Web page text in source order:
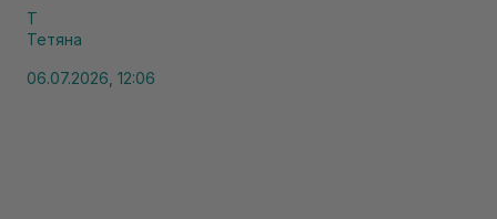
Т
Тетяна
06.07.2026, 12:06